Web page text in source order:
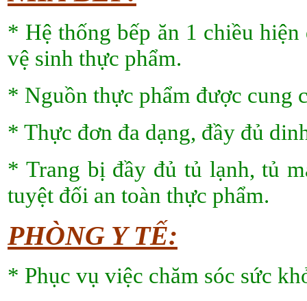
* Hệ thống bếp ăn 1 chiều
vệ sinh thực phẩm.
* Nguồn thực phẩm được cung
* Thực đơn đa dạng, đầy đủ
* Trang bị đầy đủ tủ lạnh, tủ
tuyệt đối an toàn thực phẩm.
PHÒNG Y TẾ:
* Phục vụ việc chăm sóc sức